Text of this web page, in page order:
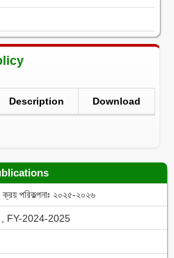
Description Download
ক্রয় পরিকল্পনাঃ ২০২৫-২০২৬
FY-2024-2025